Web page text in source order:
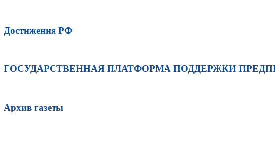
Достижения РФ
ГОСУДАРСТВЕННАЯ ПЛАТФОРМА ПОДДЕРЖКИ
Архив газеты